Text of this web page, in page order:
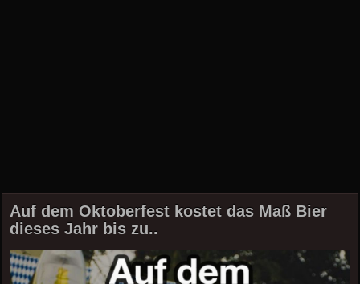
Auf dem Oktoberfest kostet das Maß Bier
dieses Jahr bis zu..